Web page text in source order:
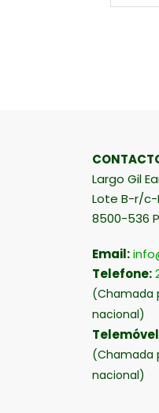
Largo Gil
Lote B-r/c-
8500-536
Email:
Telefone:
(Chamada
nacional)
(Chamada
nacional)